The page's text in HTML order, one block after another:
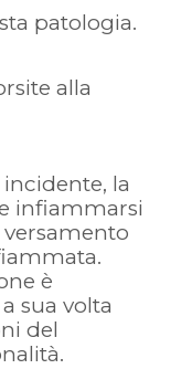
patologia.
alla
la
infiammarsi
è
sua volta
del